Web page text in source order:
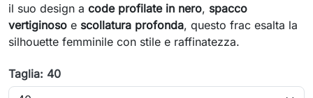
il suo design a code profilate in nero, spacco
vertiginoso e scollatura profonda, questo frac esalta la
silhouette femminile con stile e raffinatezza.
Taglia: 40